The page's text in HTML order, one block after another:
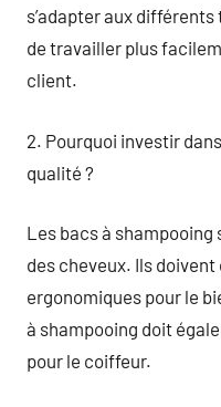
s’adapter aux
de travailler plus
client.
2. Pourquoi investir
qualité ?
Les bacs à
des cheveux. Ils
ergonomiques pour le
à shampooing doit
pour le coiffeur.